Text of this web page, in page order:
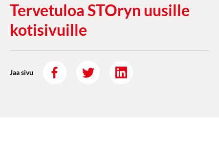
Tervetuloa STOryn uusille
kotisivuille
Jaa sivu